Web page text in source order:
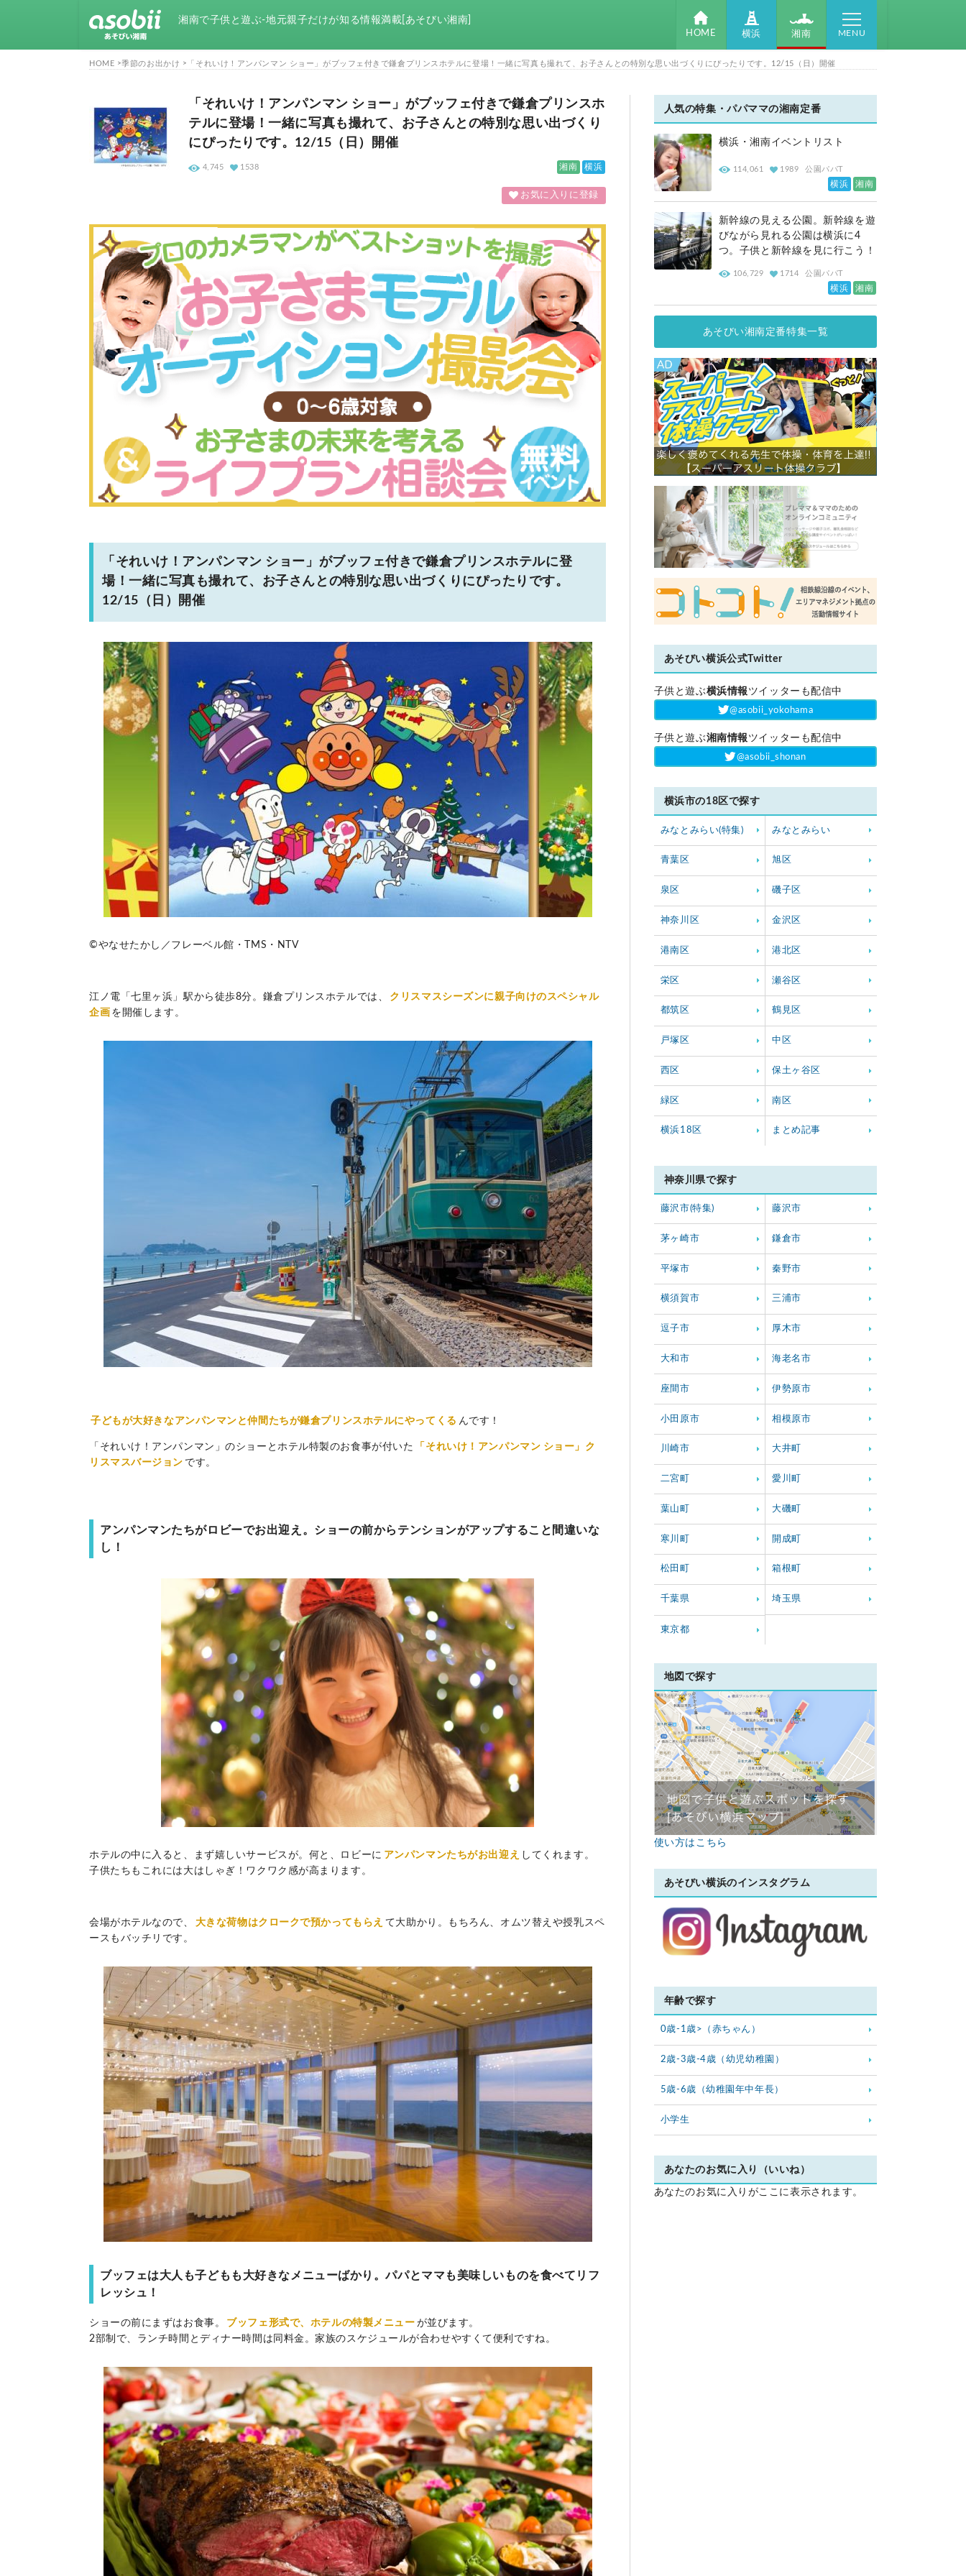
湘南で子供と遊ぶ-地元親子だけが知る情報満載[あそびい湘南]
HOME 横浜 湘南 MENU
HOME 季節のお出かけ 「それいけ！アンパンマン ショー」がブッフェ付きで鎌倉プリンスホテルに登場！一緒に写真も撮れて、お子さんとの特別な思い出づくりにぴったりです。12/15（日）開催
「それいけ！アンパンマン ショー」がブッフェ付きで鎌倉プリンスホ
テルに登場！一緒に写真も撮れて、お子さんとの特別な思い出づくり
にぴったりです。12/15（日）開催
湘南 横浜
4,745 1538
お気に入りに登録
「それいけ！アンパンマン ショー」がブッフェ付きで鎌倉プリンスホテルに登
場！一緒に写真も撮れて、お子さんとの特別な思い出づくりにぴったりです。
12/15（日）開催
©やなせたかし／フレーベル館・TMS・NTV
江ノ電「七里ヶ浜」駅から徒歩8分。鎌倉プリンスホテルでは、
クリスマスシーズンに親子向けのスペシャル
企画 を開催します。
子どもが大好きなアンパンマンと仲間たちが鎌倉プリンスホテルにやってくる んです！
「それいけ！アンパンマン」のショーとホテル特製のお食事が付いた
「それいけ！アンパンマン ショー」ク
リスマスバージョン です。
アンパンマンたちがロビーでお出迎え。ショーの前からテンションがアップすること間違いな
し！
ホテルの中に入ると、まず嬉しいサービスが。何と、ロビーに アンパンマンたちがお出迎え
してくれます。
子供たちもこれには大はしゃぎ！ワクワク感が高まります。
会場がホテルなので、 大きな荷物はクロークで預かってもらえ て大助かり。もちろん、オムツ替えや授乳スペ
ースもバッチリです。
ブッフェは大人も子どもも大好きなメニューばかり。パパとママも美味しいものを食べてリフ
レッシュ！
ショーの前にまずはお食事。 ブッフェ形式で、ホテルの特製メニュー が並びます。
2部制で、ランチ時間とディナー時間は同料金。家族のスケジュールが合わせやすくて便利ですね。
人気の特集・パパママの湘南定番
横浜・湘南イベントリスト
114,061 1989 公園パパT
横浜 湘南
新幹線の見える公園。新幹線を遊
びながら見れる公園は横浜に4
つ。子供と新幹線を見に行こう！
106,729 1714 公園パパT
横浜 湘南
あそびい湘南定番特集一覧
あそびい横浜公式Twitter
子供と遊ぶ横浜情報 ツイッターも配信中
‎@asobii_yokohama
子供と遊ぶ湘南情報 ツイッターも配信中
‎@asobii_shonan
横浜市の18区で探す
みなとみらい(特集) みなとみらい
青葉区 旭区
泉区 磯子区
神奈川区 金沢区
港南区 港北区
栄区 瀬谷区
都筑区 鶴見区
戸塚区 中区
西区 保土ヶ谷区
緑区 南区
横浜18区 まとめ記事
神奈川県で探す
藤沢市(特集) 藤沢市
茅ヶ崎市 鎌倉市
平塚市 秦野市
横須賀市 三浦市
逗子市 厚木市
大和市 海老名市
座間市 伊勢原市
小田原市 相模原市
川崎市 大井町
二宮町 愛川町
葉山町 大磯町
寒川町 開成町
松田町 箱根町
千葉県 埼玉県
東京都
地図で探す
使い方はこちら
あそびい横浜のインスタグラム
年齢で探す
0歳-1歳>（赤ちゃん）
2歳-3歳-4歳（幼児幼稚園）
5歳-6歳（幼稚園年中年長）
小学生
あなたのお気に入り（いいね）
あなたのお気に入りがここに表示されます。